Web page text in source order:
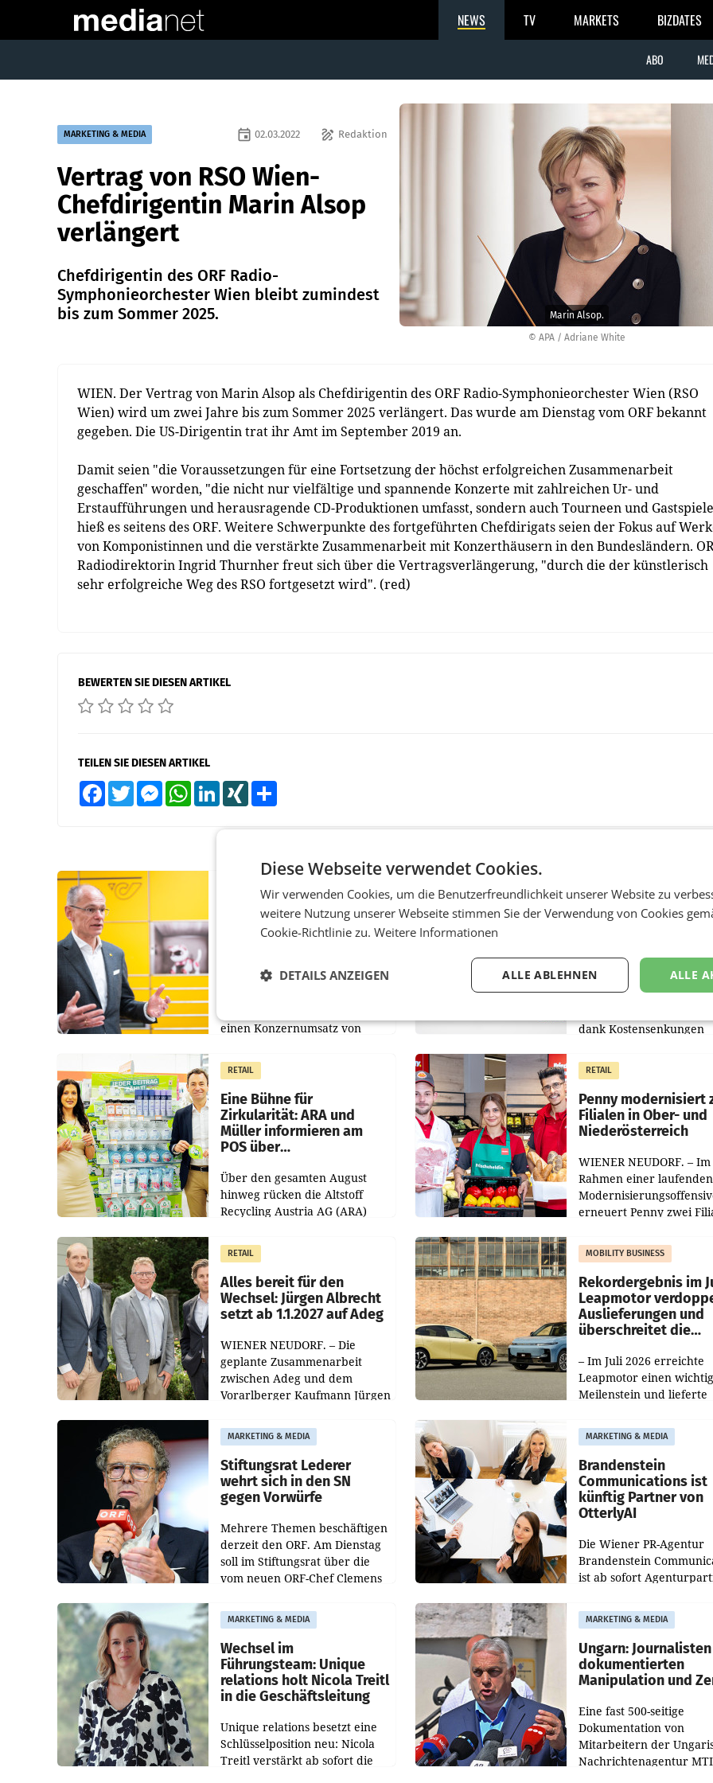
NEWS TV MARKETS BIZDATES
ABO
© APA / Adriane White
Marin Alsop.
MARKETING & MEDIA draw Redaktion
event 02.03.2022
Vertrag von RSO Wien-
Chefdirigentin Marin Alsop
verlängert
Chefdirigentin des ORF Radio-
Symphonieorchester Wien bleibt zumindest
bis zum Sommer 2025.
WIEN. Der Vertrag von Marin Alsop als Chefdirigentin des ORF Radio-Symphonieorchester Wien (RSO
Wien) wird um zwei Jahre bis zum Sommer 2025 verlängert. Das wurde am Dienstag vom ORF bekannt
gegeben. Die US-Dirigentin trat ihr Amt im September 2019 an.
Damit seien "die Voraussetzungen für eine Fortsetzung der höchst erfolgreichen Zusammenarbeit
geschaffen" worden, "die nicht nur vielfältige und spannende Konzerte mit zahlreichen Ur- und
Erstaufführungen und herausragende CD-Produktionen umfasst, sondern auch Tourneen und
hieß es seitens des ORF. Weitere Schwerpunkte des fortgeführten Chefdirigats seien der Fokus auf
von Komponistinnen und die verstärkte Zusammenarbeit mit Konzerthäusern in den Bundesländern.
Radiodirektorin Ingrid Thurnher freut sich über die Vertragsverlängerung, "durch die der künstlerisch
sehr erfolgreiche Weg des RSO fortgesetzt wird". (red)
BEWERTEN SIE DIESEN ARTIKEL
TEILEN SIE DIESEN ARTIKEL
FacebookTwitter MessengerWhatsAppLinkedInXING
Österreichische Post:
Umsatzplus im ersten
einen Konzernumsatz von
erwirtschaftet, was einem Plus
von 3,8 Prozent gegenüber
dem Vergleichszeitraum
MARKETING & MEDIA
ProSiebenSat.1
UNTERFÖHRING/
Der Fernsehkonzern
dank Kostensenkungen
gemacht und die
Markterwartung deutlich
übertroffen.
RETAIL
Eine Bühne für
Zirkularität: ARA und
Müller informieren am
POS über
Über den gesamten August
hinweg rücken die Altstoff
Recycling Austria AG (ARA)
Müller die Initiative „Kreislauf-
Helden“ in allen
österreichischen Müller-Filialen
RETAIL
Penny modernisiert
Filialen in Ober- und
Niederösterreich
WIENER NEUDORF. – Im
Rahmen einer laufenden
erneuert Penny zwei
Die beiden Standorte
Haag sowie im rund
RETAIL
Alles bereit für den
Wechsel: Jürgen Albrecht
setzt ab 1.1.2027 auf Adeg
WIENER NEUDORF. – Die
geplante Zusammenarbeit
zwischen Adeg und dem
Vorarlberger Kaufmann Jürgen
freigegeben: Die
Bundeswettbewerbsbehörde
und der Bundeskartellanwalt
MOBILITY BUSINESS
Rekordergebnis im
Leapmotor
Auslieferungen und
überschreitet die
– Im Juli 2026 erreichte
Leapmotor einen
Meilenstein und lieferte
aus, womit sich das
gegenüber Juli 2025
verdoppelte (+102
MARKETING & MEDIA
Stiftungsrat Lederer
wehrt sich in den SN
gegen Vorwürfe
Mehrere Themen beschäftigen
derzeit den ORF. Am Dienstag
soll im Stiftungsrat über die
vom neuen ORF-Chef Clemens
Besetzungen für die
Direktionen abgestimmt
werden.
MARKETING & MEDIA
Brandenstein
Communications ist
künftig Partner von
OtterlyAI
Die Wiener PR-Agentur
Brandenstein
ist ab sofort
Optimierungsplattform
OtterlyAI. Damit baut die
Agentur ihr
MARKETING & MEDIA
Wechsel im
Führungsteam: Unique
relations holt Nicola Treitl
in die Geschäftsleitung
Unique relations besetzt eine
Schlüsselposition neu: Nicola
Treitl verstärkt ab sofort die
MARKETING & MEDIA
Ungarn: Journalisten
dokumentierten
Manipulation und
Eine fast 500-seitige
Dokumentation von
Mitarbeitern der
Nachrichtenagentur
Diese Webseite verwendet Cookies.
Wir verwenden Cookies, um die Benutzerfreundlichkeit unserer Website zu
weitere Nutzung unserer Webseite stimmen Sie der Verwendung von Cookies
Cookie-Richtlinie zu. Weitere Informationen
ALLE
ALLE ABLEHNEN
DETAILS ANZEIGEN